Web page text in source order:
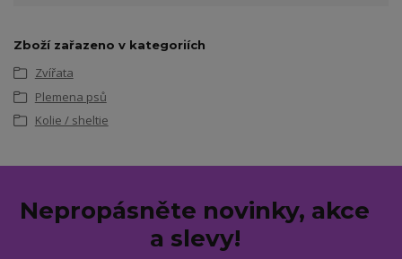
Zboží zařazeno v kategoriích
Zvířata
Plemena psů
Kolie / sheltie
Nepropásněte novinky, akce
a slevy!